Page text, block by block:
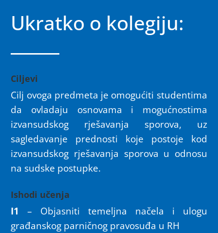
Ukratko o kolegiju:
Ciljevi
Cilj ovoga predmeta je omogućiti studentima
da ovladaju osnovama i mogućnostima
izvansudskog rješavanja sporova, uz
sagledavanje prednosti koje postoje kod
izvansudskog rješavanja sporova u odnosu
na sudske postupke.
Ishodi učenja
I1
– Objasniti temeljna načela i ulogu
građanskog parničnog pravosuđa u RH